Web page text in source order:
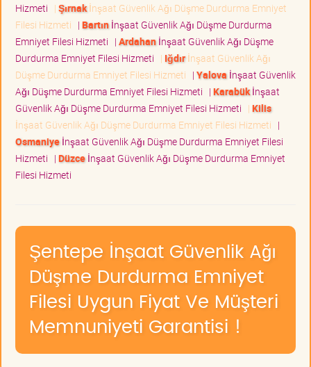
Hizmeti | Şırnakİnşaat Güvenlik Ağı Düşme Durdurma Emniyet
Filesi Hizmeti | Bartınİnşaat Güvenlik Ağı Düşme Durdurma
Emniyet Filesi Hizmeti | Ardahanİnşaat Güvenlik Ağı Düşme
Durdurma Emniyet Filesi Hizmeti | Iğdırİnşaat Güvenlik Ağı
Düşme Durdurma Emniyet Filesi Hizmeti | Yalova İnşaat Güvenlik
Ağı Düşme Durdurma Emniyet Filesi Hizmeti | Karabükİnşaat
Güvenlik Ağı Düşme Durdurma Emniyet Filesi Hizmeti | Kilis
İnşaat Güvenlik Ağı Düşme Durdurma Emniyet Filesi Hizmeti |
Osmaniyeİnşaat Güvenlik Ağı Düşme Durdurma Emniyet Filesi
Hizmeti | Düzceİnşaat Güvenlik Ağı Düşme Durdurma Emniyet
Filesi Hizmeti
Şentepe İnşaat Güvenlik Ağı
Düşme Durdurma Emniyet
Filesi Uygun Fiyat Ve Müşteri
Memnuniyeti Garantisi !